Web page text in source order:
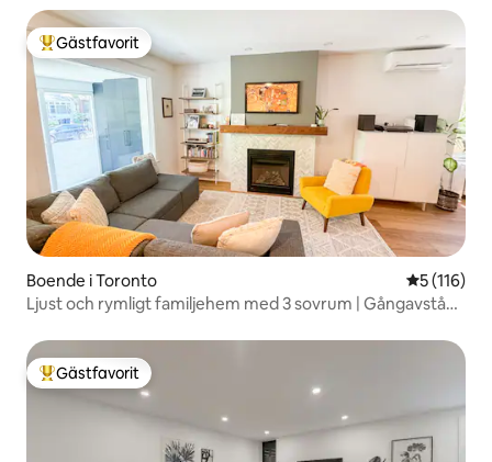
Populär gästfavorit
Gästfavorit
Boende i Toronto 5 av 5 i
5 (116)
Ljust och rymligt familjehem med 3 sovrum | Gångavstånd
Populär gästfavorit
Gästfavorit